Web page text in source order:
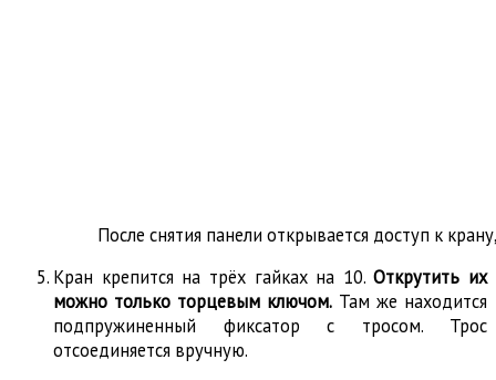
После снятия панели открывается доступ к
Кран крепится на трёх гайках на 10.Открутить их
можно только торцевым ключом. Там же находится
подпружиненный фиксатор с тросом. Трос
отсоединяется вручную.